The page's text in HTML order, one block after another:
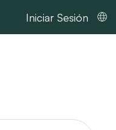
Iniciar Sesión